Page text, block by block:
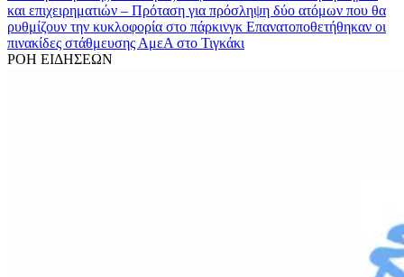
και επιχειρηματιών – Πρόταση για πρόσληψη δύο ατόμων που θα
ρυθμίζουν την κυκλοφορία στο πάρκινγκ Επανατοποθετήθηκαν οι
πινακίδες στάθμευσης ΑμεΑ στο Τιγκάκι
ΡΟΗ ΕΙΔΗΣΕΩΝ